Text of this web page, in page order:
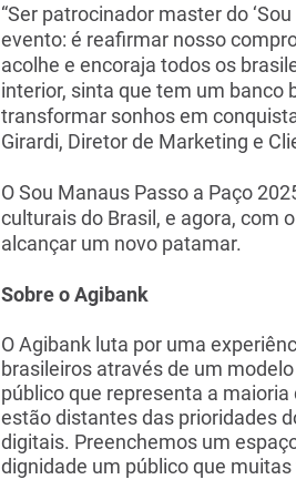
“Ser patrocinador master do
evento: é reafirmar nosso
acolhe e encoraja todos os
interior, sinta que tem um banco
transformar sonhos em
Girardi, Diretor de Marketing e
O Sou Manaus Passo a Paço
culturais do Brasil, e agora, com
alcançar um novo patamar.
Sobre o Agibank
O Agibank luta por uma
brasileiros através de um
público que representa a
estão distantes das prioridades
digitais. Preenchemos um
dignidade um público que